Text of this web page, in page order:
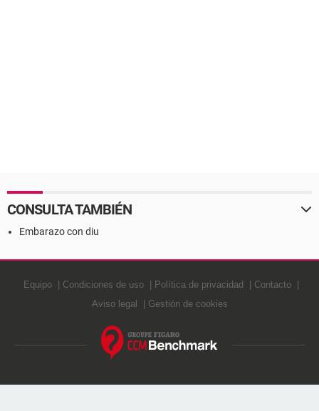
CONSULTA TAMBIÉN
Embarazo con diu
Equipo Condiciones de uso Política de privacidad
Contacto
Aviso legal
Gestión de cookies